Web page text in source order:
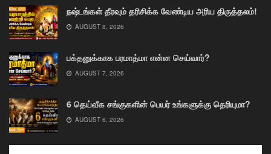
நஷ்டங்கள் தீரவும் தரிசிக்க வேண்டிய அரிய திருத்தலம்!
AUGUST 8, 2026
பக்தனுக்காக பரமாத்மா என்ன செய்வார்?
AUGUST 7, 2026
6 தெய்வீக சங்குகளின் பெயர் உங்களுக்கு தெரியுமா?
AUGUST 6, 2026